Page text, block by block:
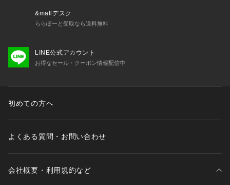
&mallデスク
ららぽーと受取なら送料無料
LINE公式アカウント
お得なセール・クーポン情報配信中
初めての方へ
よくある質問・お問い合わせ
会社概要・利用規約など